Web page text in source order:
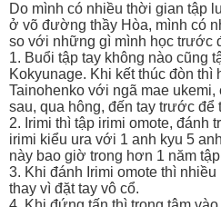
Do mình có nhiều thời gian tập
ở võ đường thầy Hòa, mình có
so với những gì mình học trước
1. Buổi tập tay không nào cũng
Kokyunage. Khi kết thúc đòn thì
Tainohenko với ngã mae
sau, qua hông, đến tay trước để
2. Irimi thì tập irimi omote, đánh
irimi kiểu ura với 1 anh kyu 5
này bao giờ trong hơn 1 năm
3. Khi đánh Irimi omote thì
thay vì đặt tay vô cổ.